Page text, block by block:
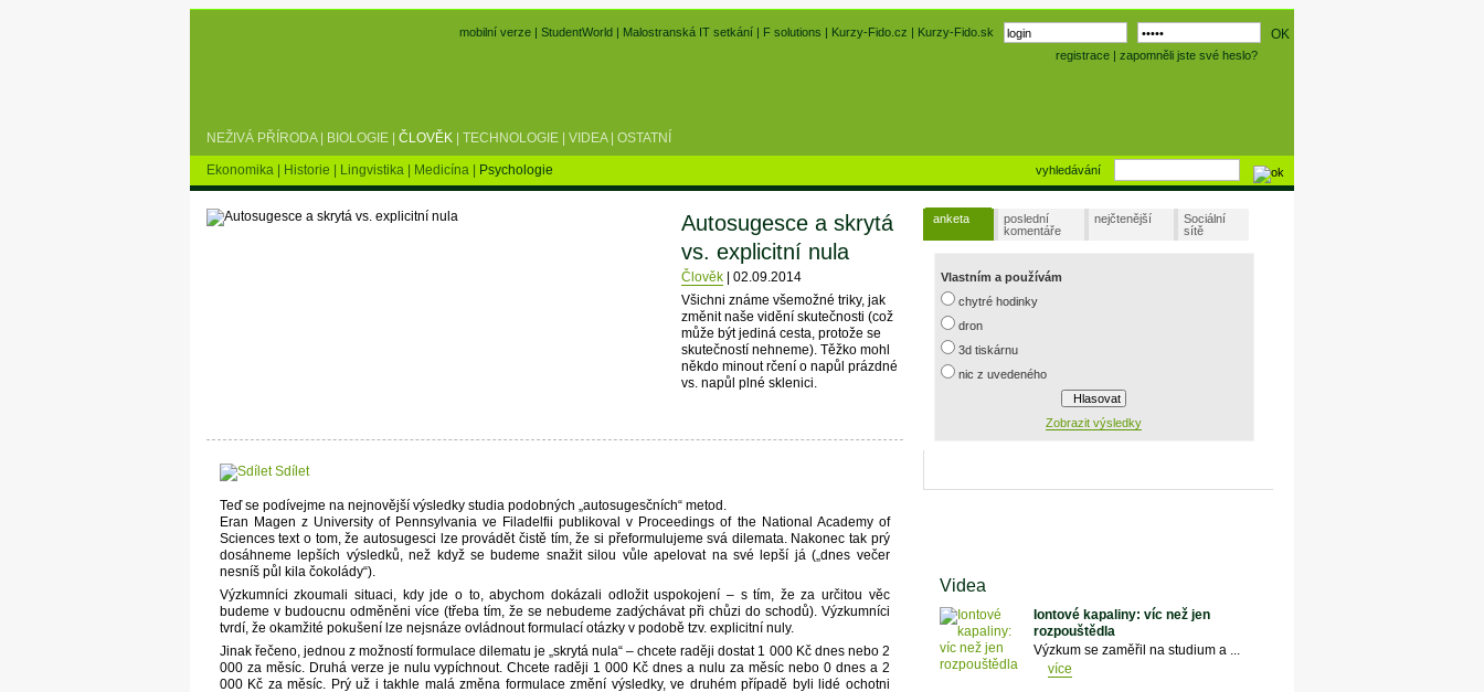
registrace | zapomněli jste své heslo?
mobilní verze |StudentWorld | Malostranská IT setkání | F solutions | Kurzy-Fido.cz | Kurzy-Fido.sk
NEŽIVÁ PŘÍRODA| BIOLOGIE | ČLOVĚK | TECHNOLOGIE | VIDEA| OSTATNÍ
Ekonomika | Historie | Lingvistika | Medicína | Psychologie vyhledávání
Autosugesce a skrytá
vs. explicitní nula
Člověk| 02.09.2014
Všichni známe všemožné triky, jak
změnit naše vidění skutečnosti (což
může být jediná cesta, protože se
skutečností nehneme). Těžko mohl
někdo minout rčení o napůl prázdné
vs. napůl plné sklenici.
Sdílet
Teď se podívejme na nejnovější výsledky studia podobných „autosugesčních“ metod.
Eran Magen z University of Pennsylvania ve Filadelfii publikoval v Proceedings of the National Academy of
Sciences text o tom, že autosugesci lze provádět čistě tím, že si přeformulujeme svá dilemata. Nakonec tak prý
dosáhneme lepších výsledků, než když se budeme snažit silou vůle apelovat na své lepší já („dnes večer
nesníš půl kila čokolády“).
Výzkumníci zkoumali situaci, kdy jde o to, abychom dokázali odložit uspokojení – s tím, že za určitou věc
budeme v budoucnu odměněni více (třeba tím, že se nebudeme zadýchávat při chůzi do schodů). Výzkumníci
tvrdí, že okamžité pokušení lze nejsnáze ovládnout formulací otázky v podobě tzv. explicitní nuly.
Jinak řečeno, jednou z možností formulace dilematu je „skrytá nula“ – chcete raději dostat 1 000 Kč dnes nebo 2
000 za měsíc. Druhá verze je nulu vypíchnout. Chcete raději 1 000 Kč dnes a nulu za měsíc nebo 0 dnes a 2
000 Kč za měsíc. Prý už i takhle malá změna formulace změní výsledky, ve druhém případě byli lidé ochotni
anketa
poslední
komentáře
nejčtenější
Sociální
sítě
Vlastním a používám
chytré hodinky
dron
3d tiskárnu
nic z uvedeného
Zobrazit výsledky
Videa
Iontové kapaliny: víc než jen
rozpouštědla
Výzkum se zaměřil na studium a ...
více